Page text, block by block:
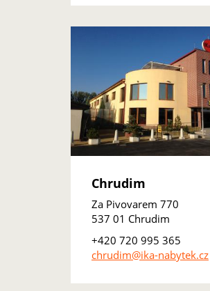
Chrudim
Za Pivovarem 770
537 01 Chrudim
+420 720 995 365
chrudim@ika-nabytek.cz